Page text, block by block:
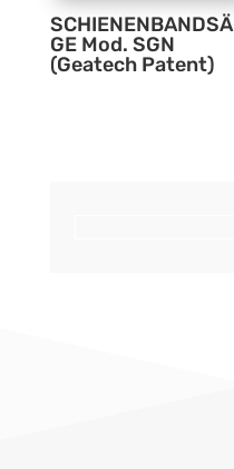
SCHIENENBANDSÄ
GE Mod. SGN
(Geatech Patent)